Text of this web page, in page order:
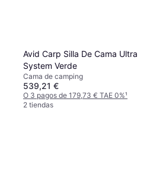
Avid Carp Silla De Cama Ultra
System Verde
Cama de camping
539,21 €
O 3 pagos de 179,73 € TAE 0%¹
2 tiendas